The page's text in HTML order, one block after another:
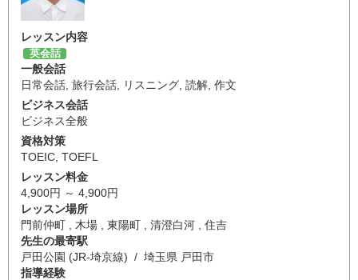
レッスン内容
英会話
一般会話
日常会話 旅行会話 リスニング 読解 作文
ビジネス会話
ビジネス全般
資格対策
TOEIC TOEFL
レッスン料金
4,900円 ～ 4,900円
レッスン場所
門前仲町 , 木場 , 東陽町 , 清澄白河 , 住吉
先生の最寄駅
戸田公園 (JR-埼京線) / 埼玉県 戸田市
指導経験